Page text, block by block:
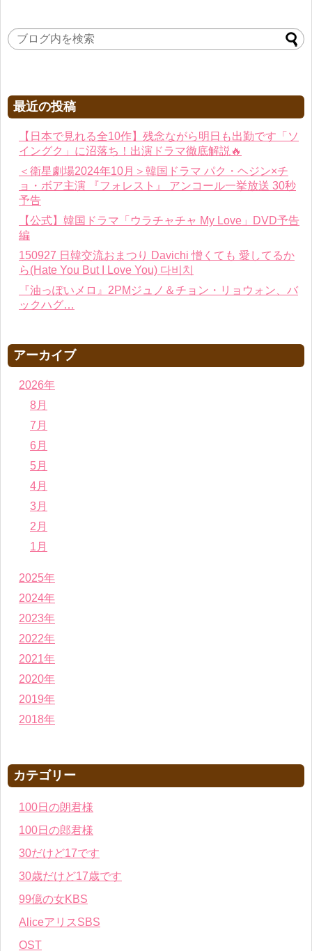
最近の投稿
【日本で見れる全10作】残念ながら明日も出勤です「ソ
イングク」に沼落ち！出演ドラマ徹底解説🔥
＜衛星劇場2024年10月＞韓国ドラマ パク・ヘジン×チ
ョ・ボア主演 『フォレスト』 アンコール一挙放送 30秒
予告
【公式】韓国ドラマ「ウラチャチャ My Love」DVD予告
編
150927 日韓交流おまつり Davichi 憎くても 愛してるか
ら(Hate You But I Love You) 다비치
『油っぽいメロ』2PMジュノ＆チョン・リョウォン、バ
ックハグ…
アーカイブ
2026年
8月
7月
6月
5月
4月
3月
2月
1月
2025年
2024年
2023年
2022年
2021年
2020年
2019年
2018年
カテゴリー
100日の朗君様
100日の郎君様
30だけど17です
30歳だけど17歳です
99億の女KBS
AliceアリスSBS
OST